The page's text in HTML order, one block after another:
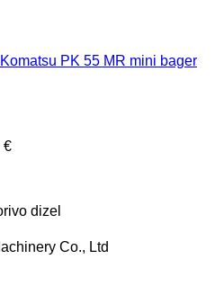
Komatsu PK 55 MR mini bager
€
dizel
Co., Ltd